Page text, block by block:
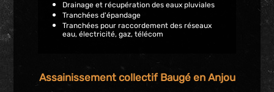
Drainage et récupération des eaux pluviales
Tranchées d'épandage
Tranchées pour raccordement des réseaux
eau, électricité, gaz, télécom
Assainissement collectif Baugé en Anjou